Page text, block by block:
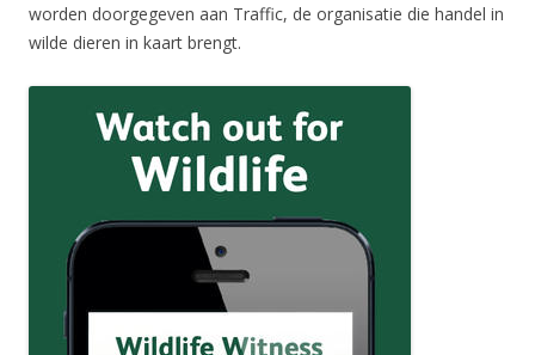
worden doorgegeven aan Traffic, de organisatie die handel in
wilde dieren in kaart brengt.